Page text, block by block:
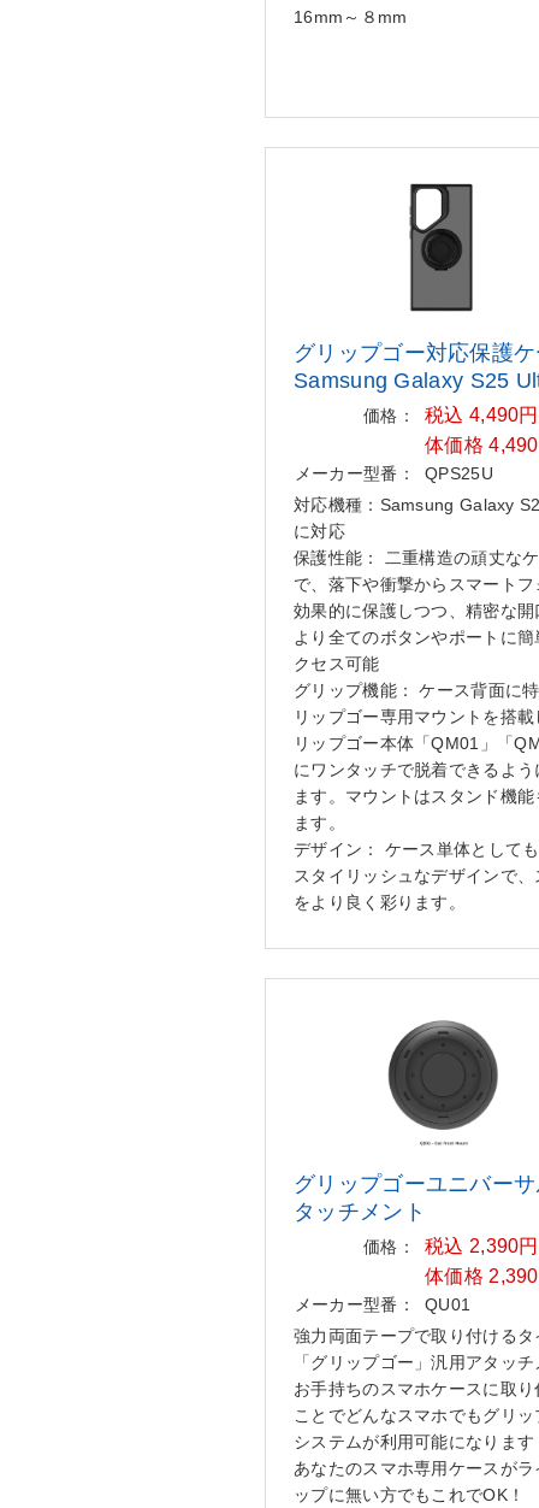
16mm～８mm
グリップゴー対応保護
Samsung Galaxy S25
価格：
税込 4,490
体価格
メーカー型番：
QPS25U
対応機種：Samsung Galaxy
に対応
保護性能： 二重構造の頑丈な
で、落下や衝撃からスマートフ
効果的に保護しつつ、精密な開
より全てのボタンやポートに簡
クセス可能
グリップ機能： ケース背面に
リップゴー専用マウントを搭載
リップゴー本体「QM01」「
にワンタッチで脱着できるよう
ます。マウントはスタンド機能
ます。
デザイン： ケース単体として
スタイリッシュなデザインで、
をより良く彩ります。
グリップゴーユニバー
タッチ メント
価格：
税込 2,390
体価格
メーカー型番：
QU01
強力両面テープで取り付けるタ
「グリップゴー」汎用アタッ
お手持ちのスマホケースに取り
ことでどんなスマホでもグリッ
システムが利用可能になります
あなたのスマホ専用ケースがラ
ップに無い方でもこれでOK！